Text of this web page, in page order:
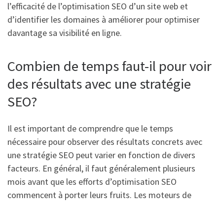
l’efficacité de l’optimisation SEO d’un site web et
d’identifier les domaines à améliorer pour optimiser
davantage sa visibilité en ligne.
Combien de temps faut-il pour voir
des résultats avec une stratégie
SEO?
Il est important de comprendre que le temps
nécessaire pour observer des résultats concrets avec
une stratégie SEO peut varier en fonction de divers
facteurs. En général, il faut généralement plusieurs
mois avant que les efforts d’optimisation SEO
commencent à porter leurs fruits. Les moteurs de